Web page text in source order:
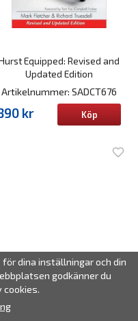
Equipped: Revised and
Updated Edition
Artikelnummer: SADCT676
kr Köp
dina inställningar och din
godkänner du
cookies.